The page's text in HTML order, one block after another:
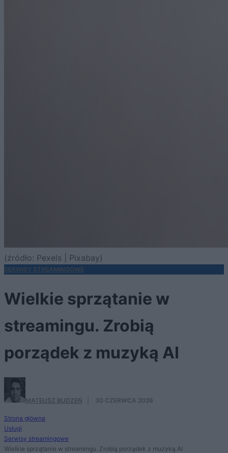
(źródło: Pexels | Pixabay)
SERWISY STREAMINGOWE
Wielkie sprzątanie w
streamingu. Zrobią
porządek z muzyką AI
MATEUSZ BUDZEŃ 30 CZERWCA 2026
Strona główna
Usługi
Serwisy streamingowe
Wielkie sprzątanie w streamingu. Zrobią porządek z muzyką AI